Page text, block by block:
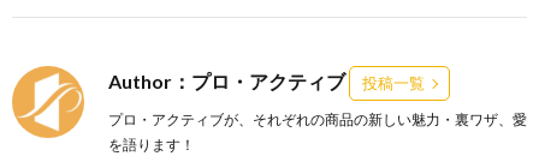
Author：プロ・アクティブ 投稿一覧
プロ・アクティブが、それぞれの商品の新しい魅力・裏ワザ、愛
を語ります！